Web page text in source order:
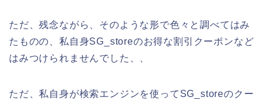
ただ、残念ながら、そのような形で色々と調べてはみ
たものの、私自身SG_storeのお得な割引クーポンなど
はみつけられませんでした、、
ただ、私自身が検索エンジンを使ってSG_storeのクー